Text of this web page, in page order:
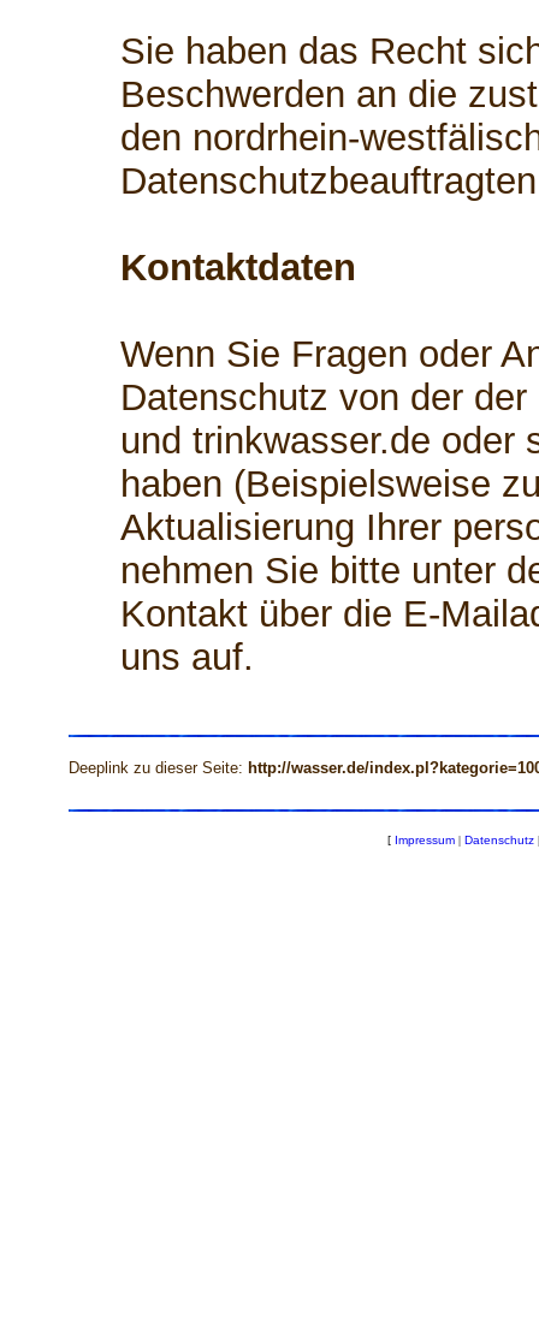
Sie haben das Recht
Beschwerden an die
den nordrhein-
Kontaktdaten
Wenn Sie Fragen oder
Datenschutz von der
und trinkwasser.de oder
haben (Beispielsweise
Aktualisierung Ihrer
nehmen Sie bitte unter
Kontakt über die E-
uns auf.
Deeplink zu dieser Seite: http://wasser.de/
[ Impressum | Datenschutz